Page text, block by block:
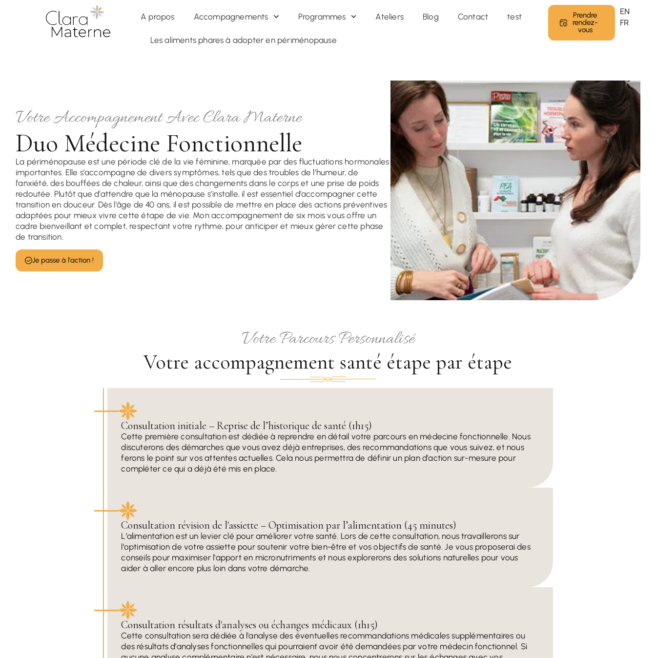
Accompagnement Global
A propos Accompagnements Programmes Ateliers Blog Contact test
Les aliments phares à adopter en périménopause
Prendre
rendez-
vous
EN
FR
Votre Accompagnement Avec Clara Materne
Duo Médecine Fonctionnelle
La périménopause est une période clé de la vie féminine, marquée par des fluctuations hormonales
importantes. Elle s’accompagne de divers symptômes, tels que des troubles de l’humeur, de
l’anxiété, des bouffées de chaleur, ainsi que des changements dans le corps et une prise de poids
redoutée. Plutôt que d’attendre que la ménopause s’installe, il est essentiel d’accompagner cette
transition en douceur. Dès l’âge de 40 ans, il est possible de mettre en place des actions préventives
adaptées pour mieux vivre cette étape de vie. Mon accompagnement de six mois vous offre un
cadre bienveillant et complet, respectant votre rythme, pour anticiper et mieux gérer cette phase
de transition.
Je passe à l'action !
Votre Parcours Personnalisé
Votre accompagnement santé étape par étape
Consultation initiale – Reprise de l’historique de santé (1h15)
Cette première consultation est dédiée à reprendre en détail votre parcours en médecine fonctionnelle. Nous
discuterons des démarches que vous avez déjà entreprises, des recommandations que vous suivez, et nous
ferons le point sur vos attentes actuelles. Cela nous permettra de définir un plan d’action sur-mesure pour
compléter ce qui a déjà été mis en place.
Consultation révision de l'assiette – Optimisation par l’alimentation (45 minutes)
L’alimentation est un levier clé pour améliorer votre santé. Lors de cette consultation, nous travaillerons sur
l’optimisation de votre assiette pour soutenir votre bien-être et vos objectifs de santé. Je vous proposerai des
conseils pour maximiser l'apport en micronutriments et nous explorerons des solutions naturelles pour vous
aider à aller encore plus loin dans votre démarche.
Consultation résultats d'analyses ou échanges médicaux (1h15)
Cette consultation sera dédiée à l'analyse des éventuelles recommandations médicales supplémentaires ou
des résultats d’analyses fonctionnelles qui pourraient avoir été demandées par votre médecin fonctionnel. Si